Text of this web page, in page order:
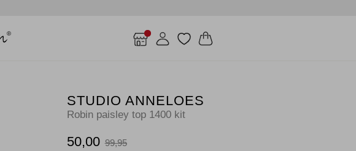
STUDIO ANNELOES
Robin paisley top 1400 kit
50,00 99,95